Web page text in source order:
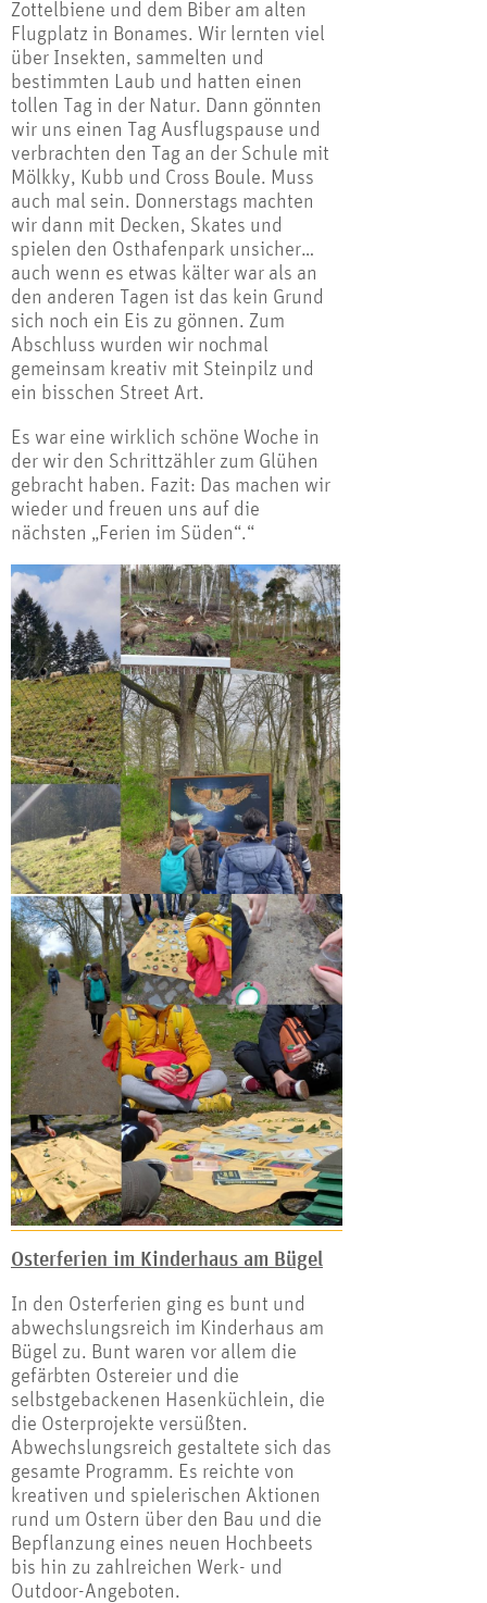
Zottelbiene und dem Biber am alten
Flugplatz in Bonames. Wir lernten viel
über Insekten, sammelten und
bestimmten Laub und hatten einen
tollen Tag in der Natur. Dann gönnten
wir uns einen Tag Ausflugspause und
verbrachten den Tag an der Schule mit
Mölkky, Kubb und Cross Boule. Muss
auch mal sein. Donnerstags machten
wir dann mit Decken, Skates und
spielen den Osthafenpark unsicher…
auch wenn es etwas kälter war als an
den anderen Tagen ist das kein Grund
sich noch ein Eis zu gönnen. Zum
Abschluss wurden wir nochmal
gemeinsam kreativ mit Steinpilz und
ein bisschen Street Art.
Es war eine wirklich schöne Woche in
der wir den Schrittzähler zum Glühen
gebracht haben. Fazit: Das machen wir
wieder und freuen uns auf die
nächsten „Ferien im Süden“.“
Osterferien im Kinderhaus am Bügel
In den Osterferien ging es bunt und
abwechslungsreich im Kinderhaus am
Bügel zu. Bunt waren vor allem die
gefärbten Ostereier und die
selbstgebackenen Hasenküchlein, die
die Osterprojekte versüßten.
Abwechslungsreich gestaltete sich das
gesamte Programm. Es reichte von
kreativen und spielerischen Aktionen
rund um Ostern über den Bau und die
Bepflanzung eines neuen Hochbeets
bis hin zu zahlreichen Werk- und
Outdoor-Angeboten.